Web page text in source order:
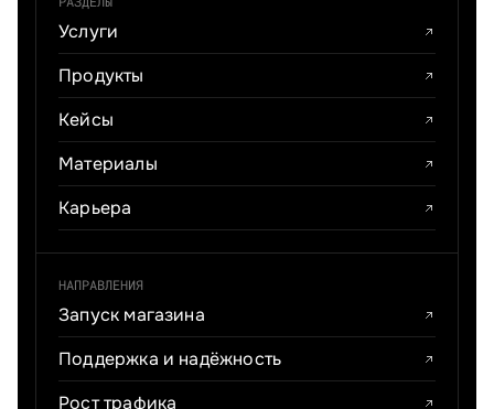
Услуги
Продукты
Кейсы
Материалы
Карьера
НАПРАВЛЕНИЯ
Запуск магазина
Поддержка и надёжность
Рост трафика